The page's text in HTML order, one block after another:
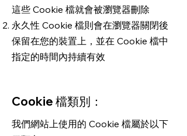
這些 Cookie 檔就會被瀏覽器刪除
永久性 Cookie 檔則會在瀏覽器關閉後
保留在您的裝置上，並在 Cookie 檔中
指定的時間內持續有效
Cookie 檔類別：
我們網站上使用的 Cookie 檔屬於以下